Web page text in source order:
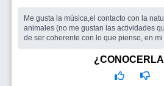
Me gusta la música,el contacto con la
animales (no me gustan las actividades
de ser coherente con lo que pienso, en mi
Gente amiga para salir y